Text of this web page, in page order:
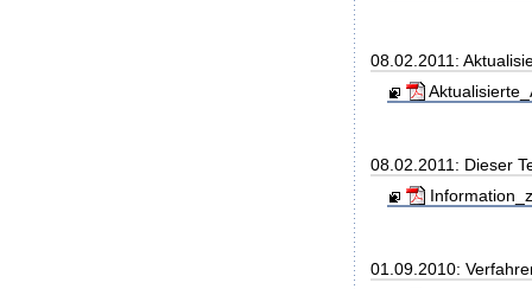
08.02.2011:
08.02.2011: Dieser
01.09.2010: